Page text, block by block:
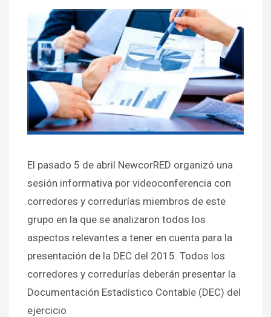
El pasado 5 de abril NewcorRED organizó una
sesión informativa por videoconferencia con
corredores y corredurías miembros de este
grupo en la que se analizaron todos los
aspectos relevantes a tener en cuenta para la
presentación de la DEC del 2015. Todos los
corredores y corredurías deberán presentar la
Documentación Estadístico Contable (DEC) del
ejercicio